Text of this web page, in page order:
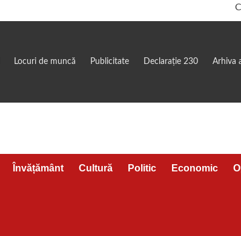
Locuri de muncă Publicitate Declarație 230 Arhiva
Învățământ Cultură Politic Economic